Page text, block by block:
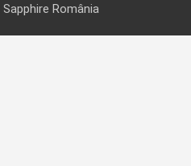
Sapphire România